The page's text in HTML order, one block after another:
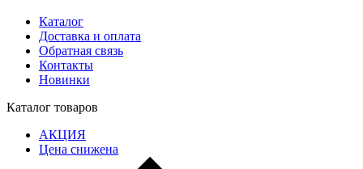
Каталог
Доставка и оплата
Обратная связь
Контакты
Новинки
Каталог товаров
АКЦИЯ
Цена снижена